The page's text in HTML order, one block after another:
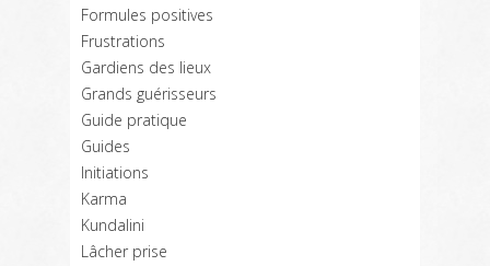
Formules positives
Frustrations
Gardiens des lieux
Grands guérisseurs
Guide pratique
Guides
Initiations
Karma
Kundalini
Lâcher prise